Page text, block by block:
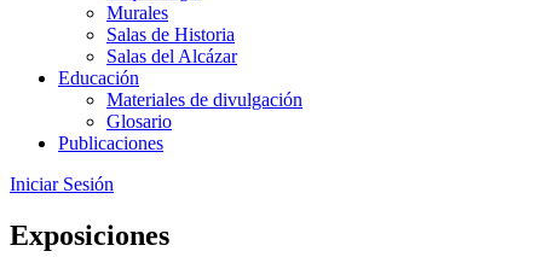
Murales
Salas de Historia
Salas del Alcázar
Educación
Materiales de divulgación
Glosario
Publicaciones
Iniciar Sesión
Exposiciones